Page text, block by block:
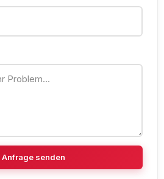
Anfrage senden